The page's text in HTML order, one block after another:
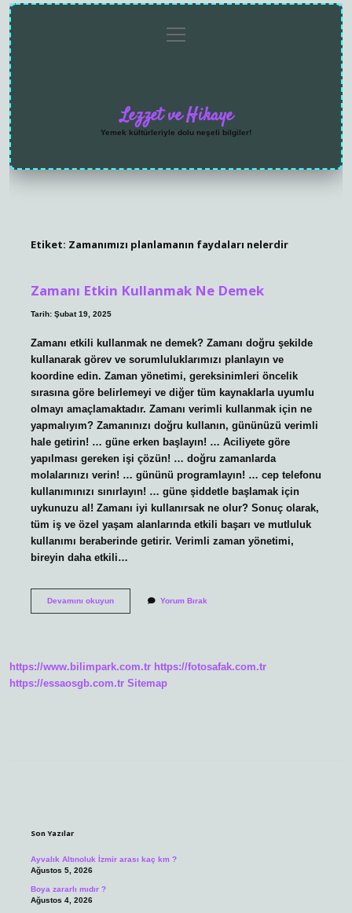
menüyü
aç
Lezzet ve Hikaye
Yemek kültürleriyle dolu neşeli bilgiler!
Etiket: Zamanımızı planlamanın faydaları nelerdir
Zamanı Etkin Kullanmak Ne Demek
Tarih: Şubat 19, 2025
Zamanı etkili kullanmak ne demek? Zamanı doğru şekilde
kullanarak görev ve sorumluluklarımızı planlayın ve
koordine edin. Zaman yönetimi, gereksinimleri öncelik
sırasına göre belirlemeyi ve diğer tüm kaynaklarla uyumlu
olmayı amaçlamaktadır. Zamanı verimli kullanmak için ne
yapmalıyım? Zamanınızı doğru kullanın, gününüzü verimli
hale getirin! … güne erken başlayın! … Aciliyete göre
yapılması gereken işi çözün! … doğru zamanlarda
molalarınızı verin! … gününü programlayın! … cep telefonu
kullanımınızı sınırlayın! … güne şiddetle başlamak için
uykunuzu al! Zamanı iyi kullanırsak ne olur? Sonuç olarak,
tüm iş ve özel yaşam alanlarında etkili başarı ve mutluluk
kullanımı beraberinde getirir. Verimli zaman yönetimi,
bireyin daha etkili…
Devamını okuyunZamanı
Yorum Bırak
https://www.bilimpark.com.tr https://fotosafak.com.tr
https://essaosgb.com.tr Sitemap
Son Yazılar
Ayvalık Altınoluk İzmir arası kaç km ?
Ağustos 5, 2026
Boya zararlı mıdır ?
Ağustos 4, 2026